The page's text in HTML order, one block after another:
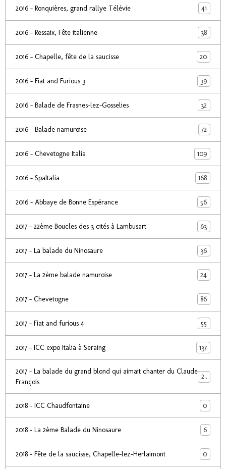
2016 - Ronquières, grand rallye Télévie 41
2016 - Ressaix, Fête italienne 38
2016 - Chapelle, fête de la saucisse 20
2016 - Fiat and Furious 3 39
2016 - Balade de Frasnes-lez-Gosselies 32
2016 - Balade namuroise 72
2016 - Chevetogne Italia 109
2016 - SpaItalia 168
2016 - Abbaye de Bonne Espérance 56
2017 - 22ème Boucles des 3 cités à Lambusart 63
2017 - La balade du Ninosaure 36
2017 - La 2ème balade namuroise 24
2017 - Chevetogne 86
2017 - Fiat and furious 4 55
2017 - ICC expo Italia à Seraing 137
2017 - La balade du grand blond qui aimait chanter du Claude
François
24
2018 - ICC Chaudfontaine 0
2018 - La 2ème Balade du Ninosaure 6
2018 - Fête de la saucisse, Chapelle-lez-Herlaimont 0